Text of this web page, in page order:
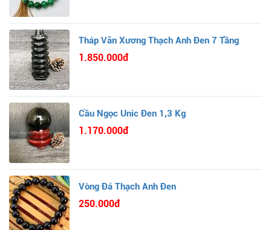
Tháp Văn Xương Thạch Anh Đen 7 Tầng
1.850.000đ
Cầu Ngọc Unic Đen 1,3 Kg
1.170.000đ
Vòng Đá Thạch Anh Đen
250.000đ